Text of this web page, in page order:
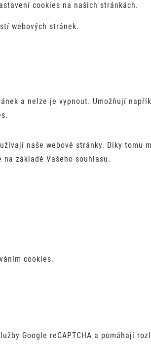
cookies na našich stránkách.
webových stránek.
a nelze je vypnout. Umožňují
naše webové stránky. Díky tomu
základě Vašeho souhlasu.
cookies.
Google reCAPTCHA a pomáhají